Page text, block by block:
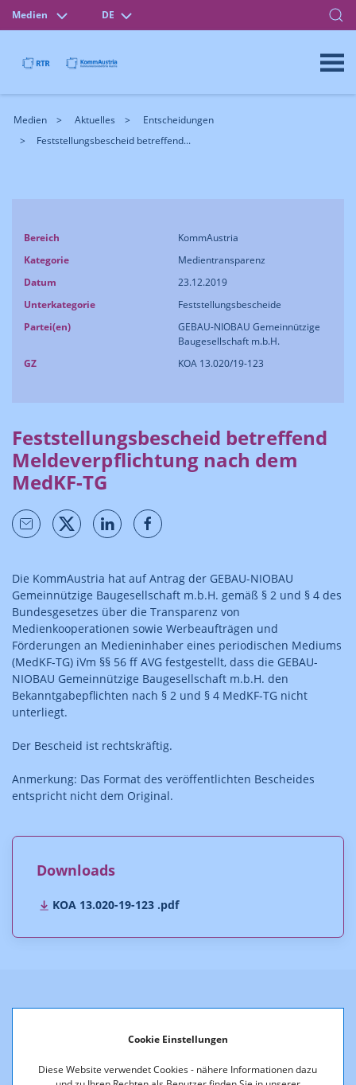
Cookie Einstellungen
Diese Website verwendet Cookies - nähere Informationen dazu
Medien DE
Medien Aktuelles
Entscheidungen
Feststellungsbescheid betreffend...
Bereich
KommAustria
Kategorie
Medientransparenz
Datum
23.12.2019
Unterkategorie
Feststellungsbescheide
Partei(en)
GEBAU-NIOBAU Gemeinnützige
Baugesellschaft m.b.H.
GZ
KOA 13.020/19-123
Feststellungsbescheid betreffend
Meldeverpflichtung nach dem
MedKF-TG
Die KommAustria hat auf Antrag der GEBAU-NIOBAU
Gemeinnützige Baugesellschaft m.b.H. gemäß § 2 und § 4 des
Bundesgesetzes über die Transparenz von
Medienkooperationen sowie Werbeaufträgen und
Förderungen an Medieninhaber eines periodischen Mediums
(MedKF-TG) iVm §§ 56 ff AVG festgestellt, dass die GEBAU-
NIOBAU Gemeinnützige Baugesellschaft m.b.H. den
Bekanntgabepflichten nach § 2 und § 4 MedKF-TG nicht
unterliegt.
Der Bescheid ist rechtskräftig.
Anmerkung: Das Format des veröffentlichten Bescheides
entspricht nicht dem Original.
Downloads
KOA 13.020-19-123 .pdf